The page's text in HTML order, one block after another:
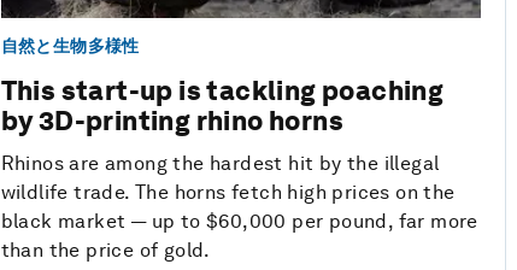
自然と生物多様性
This start-up is tackling poaching
by 3D-printing rhino horns
Rhinos are among the hardest hit by the illegal
wildlife trade. The horns fetch high prices on the
black market — up to $60,000 per pound, far more
than the price of gold.